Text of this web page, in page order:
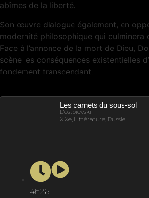
abîmes de la liberté.
Son œuvre dialogue également, en
modernité philosophique qui culminera
Face à l’annonce de la mort de Dieu,
scène les conséquences existentielles
fondement transcendant.
Les carnets du sous-sol
Dostoïevski
XIXe, Littérature, Russie
4h26